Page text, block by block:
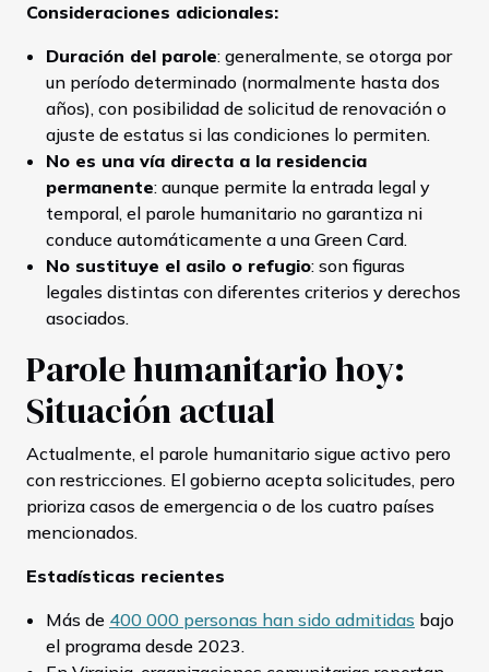
Consideraciones adicionales:
Duración del parole: generalmente, se otorga por
un período determinado (normalmente hasta dos
años), con posibilidad de solicitud de renovación o
ajuste de estatus si las condiciones lo permiten.
No es una vía directa a la residencia
permanente: aunque permite la entrada legal y
temporal, el parole humanitario no garantiza ni
conduce automáticamente a una Green Card.
No sustituye el asilo o refugio: son figuras
legales distintas con diferentes criterios y derechos
asociados.
Parole humanitario hoy:
Situación actual
Actualmente, el parole humanitario sigue activo pero
con restricciones. El gobierno acepta solicitudes, pero
prioriza casos de emergencia o de los cuatro países
mencionados.
Estadísticas recientes
Más de 400 000 personas han sido admitidas bajo
el programa desde 2023.